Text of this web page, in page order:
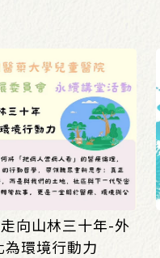
向山林三十年-外
環境行動力